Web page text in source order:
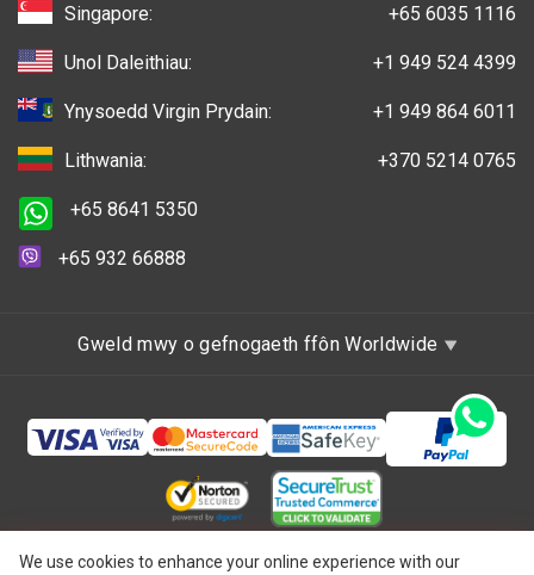
We use cookies to enhance your online experience with our
Singapore: +65 6035 1116
Unol Daleithiau: +1 949 524 4399
Ynysoedd Virgin Prydain: +1 949 864 6011
Lithwania: +370 5214 0765
+65 8641 5350
+65 932 66888
Gweld mwy o gefnogaeth ffôn Worldwide
Hawlfraint © 1997 - 2026 One IBC Limited, wedi'i